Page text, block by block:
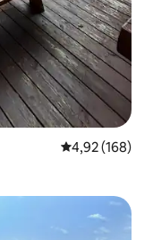
Note
4,92 (168)
aimés